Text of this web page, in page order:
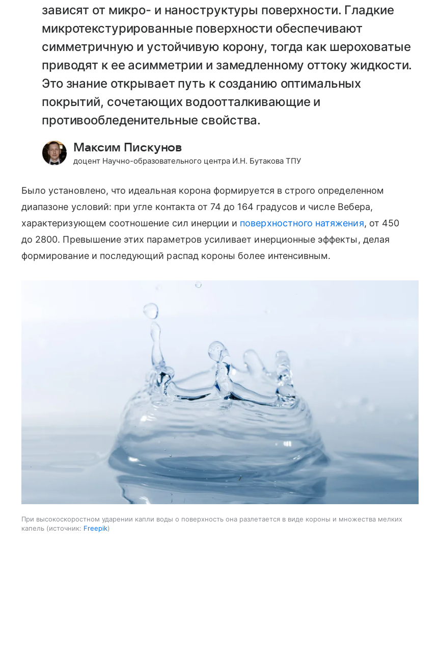
зависят от микро- и наноструктуры поверхности. Гладкие
микротекстурированные поверхности обеспечивают
симметричную и устойчивую корону, тогда как шероховатые
приводят к ее асимметрии и замедленному оттоку жидкости.
Это знание открывает путь к созданию оптимальных
покрытий, сочетающих водоотталкивающие и
противообледенительные свойства.
Максим Пискунов
доцент Научно-образовательного центра И.Н. Бутакова ТПУ
Было установлено, что идеальная корона формируется в строго определенном
диапазоне условий: при угле контакта от 74 до 164 градусов и числе Вебера,
характеризующем соотношение сил инерции и поверхностного натяжения, от 450
до 2800. Превышение этих параметров усиливает инерционные эффекты, делая
формирование и последующий распад короны более интенсивным.
При высокоскоростном ударении капли воды о поверхность она разлетается в виде короны и множества мелких
капель
источник: Freepik